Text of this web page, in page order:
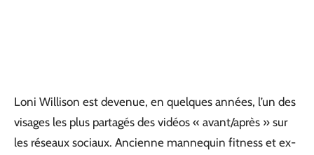
Loni Willison est devenue, en quelques années, l’un des
visages les plus partagés des vidéos « avant/après » sur
les réseaux sociaux. Ancienne mannequin fitness et ex-